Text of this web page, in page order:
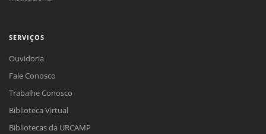
SERVIÇOS
Ouvidoria
Fale Conosco
Trabalhe Conosco
Biblioteca Virtual
Bibliotecas da URCAMP